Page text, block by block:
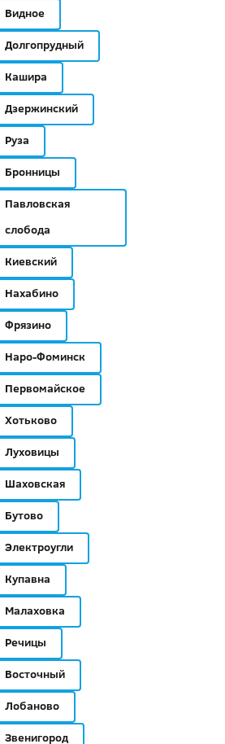
Видное
Долгопрудный
Кашира
Дзержинский
Руза
Бронницы
Павловская
слобода
Киевский
Нахабино
Фрязино
Наро-Фоминск
Первомайское
Хотьково
Луховицы
Шаховская
Бутово
Электроугли
Купавна
Малаховка
Речицы
Восточный
Лобаново
Звенигород